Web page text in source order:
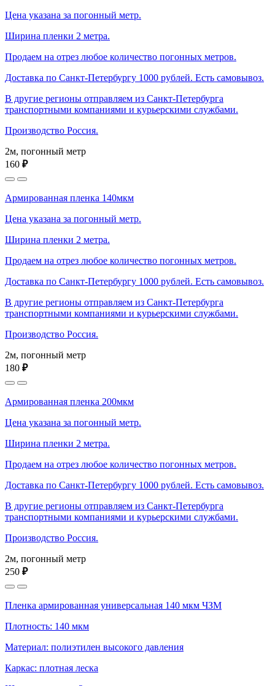
Цена указана за погонный метр.
Ширина пленки 2 метра.
Продаем на отрез любое количество погонных метров.
Доставка по Санкт-Петербургу 1000 рублей. Есть самовывоз.
В другие регионы отправляем из Санкт-Петербурга
транспортными компаниями и курьерскими службами.
Производство Россия.
2м, погонный метр
160 ₽
Армированная пленка 140мкм
Цена указана за погонный метр.
Ширина пленки 2 метра.
Продаем на отрез любое количество погонных метров.
Доставка по Санкт-Петербургу 1000 рублей. Есть самовывоз.
В другие регионы отправляем из Санкт-Петербурга
транспортными компаниями и курьерскими службами.
Производство Россия.
2м, погонный метр
180 ₽
Армированная пленка 200мкм
Цена указана за погонный метр.
Ширина пленки 2 метра.
Продаем на отрез любое количество погонных метров.
Доставка по Санкт-Петербургу 1000 рублей. Есть самовывоз.
В другие регионы отправляем из Санкт-Петербурга
транспортными компаниями и курьерскими службами.
Производство Россия.
2м, погонный метр
250 ₽
Пленка армированная универсальная 140 мкм ЧЗМ
Плотность: 140 мкм
Материал: полиэтилен высокого давления
Каркас: плотная леска